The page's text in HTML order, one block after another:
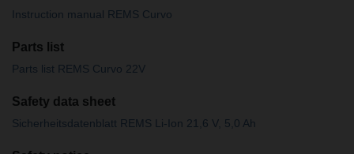
Instruction manual REMS Curvo
Parts list
Parts list REMS Curvo 22V
Safety data sheet
Sicherheitsdatenblatt REMS Li-Ion 21,6 V, 5,0 Ah